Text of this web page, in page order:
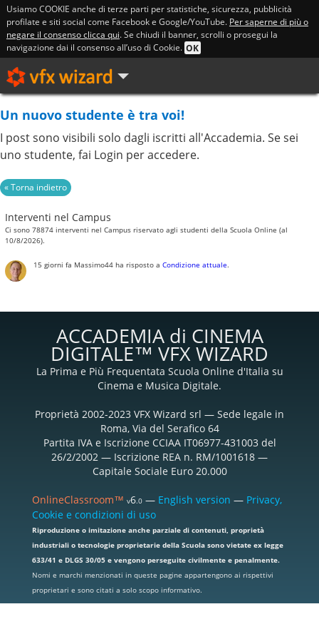
Usiamo COOKIE anche di terze parti per statistiche, sicurezza, pubblicità
profilate e siti social come Facebook e Google/YouTube. Per saperne di più o
negare il consenso clicca qui. Se chiudi il banner, scrolli o prosegui la
navigazione dai il consenso all’uso di Cookie. OK
Un nuovo studente è tra voi!
I post sono visibili solo dagli iscritti all'Accademia. Se sei
uno studente, fai Login per accedere.
Interventi nel Campus
Ci sono 78874 interventi nel Campus riservato agli studenti della Scuola Online (al
10/8/2026).
15 giorni fa Massimo44ha risposto a Condizione attuale.
ACCADEMIA di CINEMA
DIGITALE™ VFX WIZARD
La Prima e Più Frequentata Scuola Online d'Italia su
Cinema e Musica Digitale.
Proprietà 2002-2023 VFX Wizard srl — Sede legale in
Roma, Via del Serafico 64
Partita IVA e Iscrizione CCIAA IT06977-431003 del
26/2/2002 — Iscrizione REA n. RM/1001618 —
Capitale Sociale Euro 20.000
OnlineClassroom™ v6.0— English version — Privacy,
Cookie e condizioni di uso
Riproduzione o imitazione anche parziale di contenuti, proprietà
industriali o tecnologie proprietarie della Scuola sono vietate ex legge
633/41 e DLGS 30/05 e vengono perseguite civilmente e penalmente.
Nomi e marchi menzionati in queste pagine appartengono ai rispettivi
proprietari e sono citati a solo scopo informativo.